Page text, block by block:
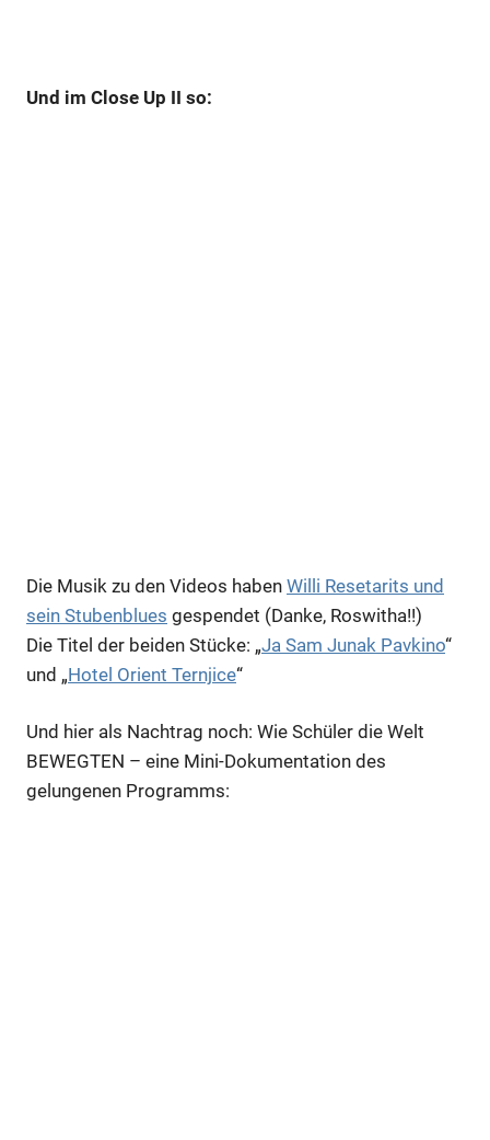
Und im Close Up II so:
Die Musik zu den Videos haben Willi Resetarits und
sein Stubenblues gespendet (Danke, Roswitha!!)
Die Titel der beiden Stücke: „Ja Sam Junak Pavkino“
und „Hotel Orient Ternjice“
Und hier als Nachtrag noch: Wie Schüler die Welt
BEWEGTEN – eine Mini-Dokumentation des
gelungenen Programms: